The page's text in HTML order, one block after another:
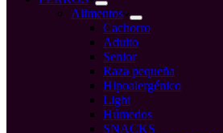
Alimentos
Cachorro
Adulto
Senior
Raza pequeña
Hipoalergénico
Light
Húmedos
SNACKS